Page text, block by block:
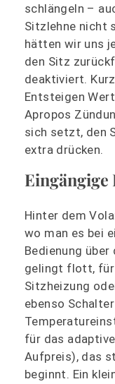
schlängeln –
Sitzlehne nicht
hätten wir uns
den Sitz
deaktiviert.
Entsteigen
Apropos
sich setzt, den
extra drücken.
Eingängige
Hinter dem
wo man es bei
Bedienung
gelingt flott, für
Sitzheizung
ebenso
für das
Aufpreis), das
beginnt. Ein